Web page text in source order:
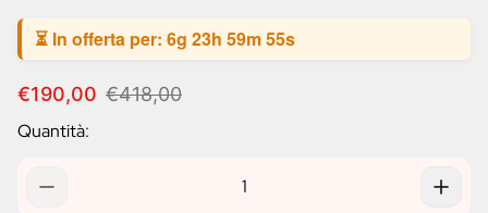
⏳ In offerta per: 6g 23h 59m 54s
P
e
€190,00 P
€418,00
Quantità: